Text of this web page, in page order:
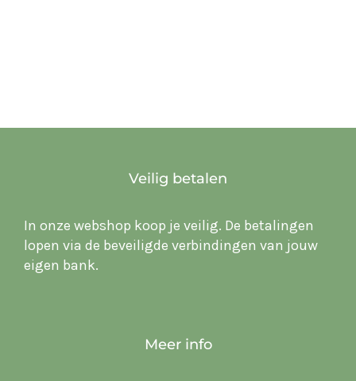
Veilig betalen
In onze webshop koop je veilig. De betalingen
lopen via de beveiligde verbindingen van jouw
eigen bank.
Meer info